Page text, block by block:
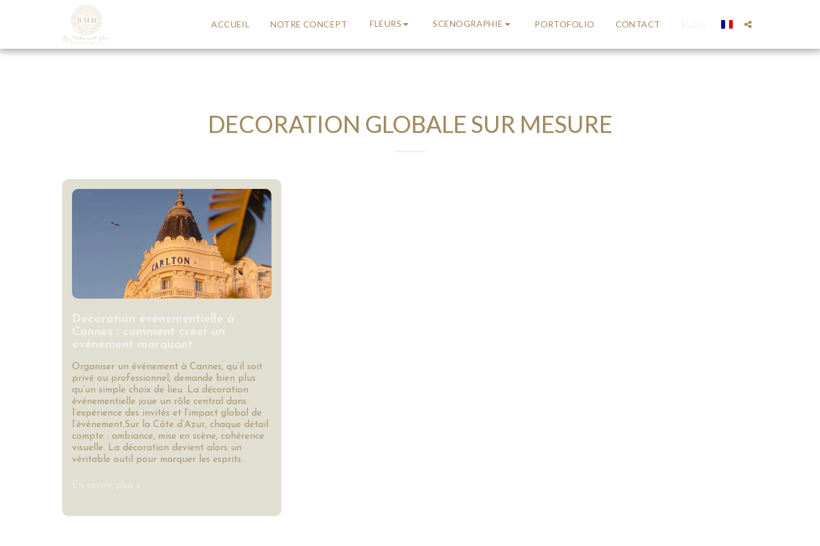
ACCUEIL NOTRE CONCEPT FLEURS SCENOGRAPHIE PORTOFOLIO CONTACT
DECORATION GLOBALE SUR MESURE
Décoration événementielle à
Cannes : comment créer un
événement marquant
Organiser un événement à Cannes, qu’il soit
privé ou professionnel, demande bien plus
qu’un simple choix de lieu. La décoration
événementielle joue un rôle central dans
l’expérience des invités et l’impact global de
l’événement.Sur la Côte d’Azur, chaque détail
compte : ambiance, mise en scène, cohérence
visuelle. La décoration devient alors un
véritable outil pour marquer les esprits.